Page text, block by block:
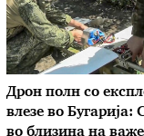
Дрон полн со
влезе во Бугарија:
во близина на